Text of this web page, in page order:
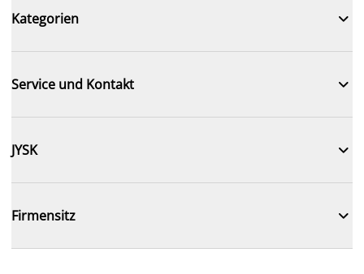
Kategorien 
Service und Kontakt 
JYSK 
Firmensitz 